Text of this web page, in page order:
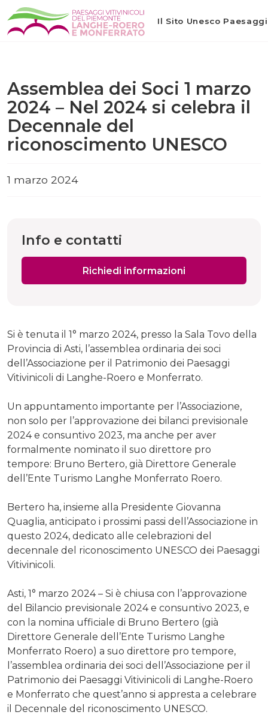
Il Sito Unesco
Assemblea dei Soci 1 marzo
2024 – Nel 2024 si celebra il
Decennale del
riconoscimento UNESCO
1 marzo 2024
Si è tenuta il 1° marzo 2024, presso la Sala Tovo della
Provincia di Asti, l’assemblea ordinaria dei soci
dell’Associazione per il Patrimonio dei Paesaggi
Vitivinicoli di Langhe-Roero e Monferrato.
Un appuntamento importante per l’Associazione,
non solo per l’approvazione dei bilanci previsionale
2024 e consuntivo 2023, ma anche per aver
formalmente nominato il suo direttore pro
tempore: Bruno Bertero, già Direttore Generale
dell’Ente Turismo Langhe Monferrato Roero.
Bertero ha, insieme alla Presidente Giovanna
Quaglia, anticipato i prossimi passi dell’Associazione in
questo 2024, dedicato alle celebrazioni del
decennale del riconoscimento UNESCO dei Paesaggi
Vitivinicoli.
Asti, 1° marzo 2024 – Si è chiusa con l’approvazione
del Bilancio previsionale 2024 e consuntivo 2023, e
con la nomina ufficiale di Bruno Bertero (già
Direttore Generale dell’Ente Turismo Langhe
Monferrato Roero) a suo direttore pro tempore,
l’assemblea ordinaria dei soci dell’Associazione per il
Patrimonio dei Paesaggi Vitivinicoli di Langhe-Roero
e Monferrato che quest’anno si appresta a celebrare
il Decennale del riconoscimento UNESCO.
Info e contatti
Richiedi informazioni